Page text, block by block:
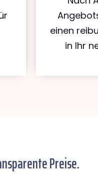
einen
in Ihr
Preise.